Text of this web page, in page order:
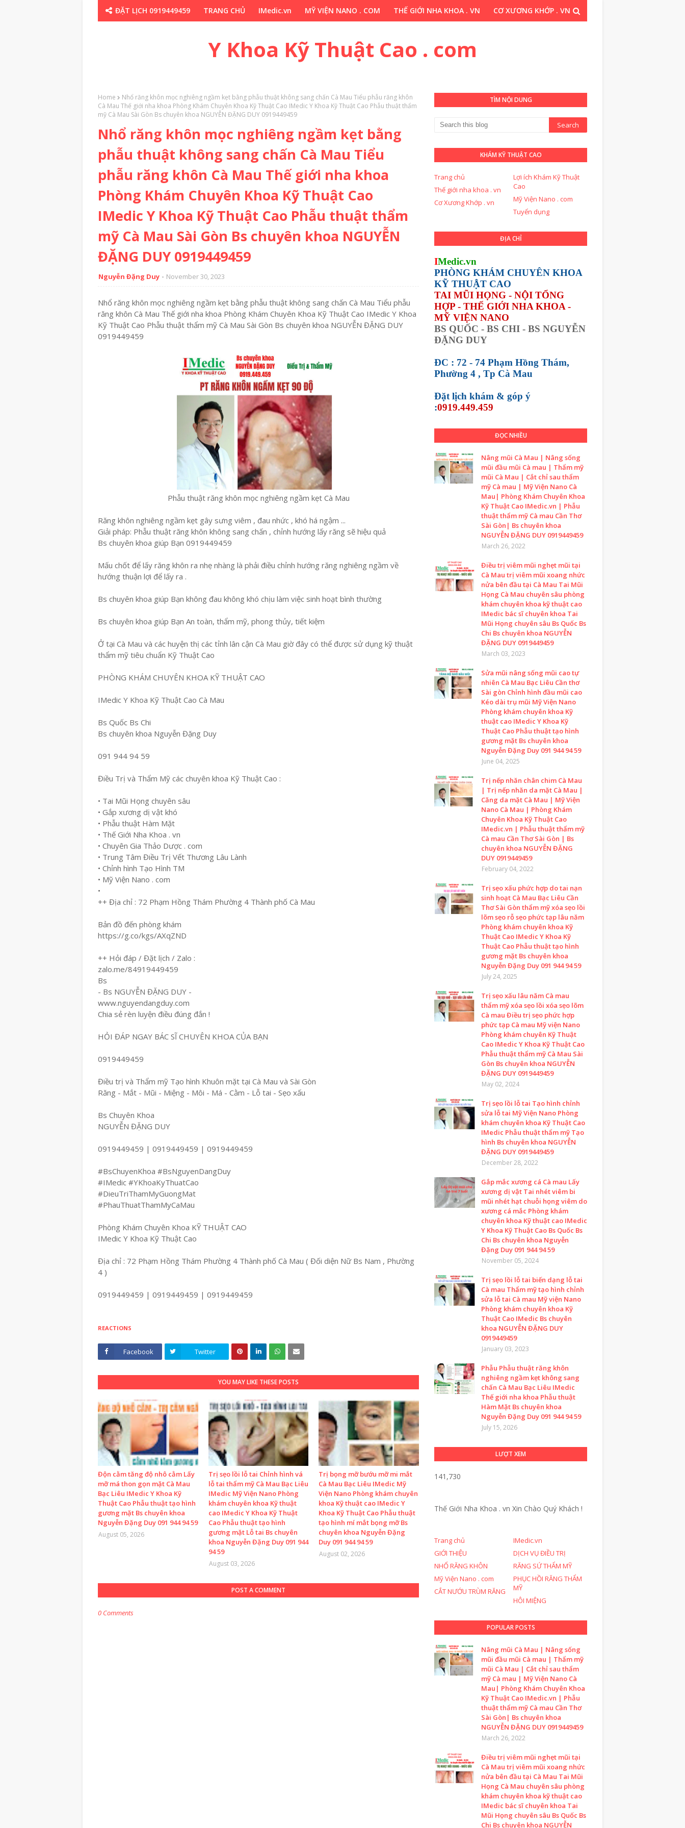
ĐẶT LỊCH 0919449459 TRANG CHỦ IMedic.vn MỸ VIỆN NANO . COM THẾ GIỚI NHA KHOA . VN CƠ XƯƠNG KHỚP . VN
Y Khoa Kỹ Thuật Cao . com
Home
Nhổ răng khôn mọc nghiêng ngầm kẹt bằng phẫu thuật không sang chấn Cà Mau Tiểu phẫu răng khôn
Cà Mau Thế giới nha khoa Phòng Khám Chuyên Khoa Kỹ Thuật Cao IMedic Y Khoa Kỹ Thuật Cao Phẫu thuật thẩm
mỹ Cà Mau Sài Gòn Bs chuyên khoa NGUYỄN ĐẶNG DUY 0919449459
Nhổ răng khôn mọc nghiêng ngầm kẹt bằng
phẫu thuật không sang chấn Cà Mau Tiểu
phẫu răng khôn Cà Mau Thế giới nha khoa
Phòng Khám Chuyên Khoa Kỹ Thuật Cao
IMedic Y Khoa Kỹ Thuật Cao Phẫu thuật thẩm
mỹ Cà Mau Sài Gòn Bs chuyên khoa NGUYỄN
ĐẶNG DUY 0919449459
Nguyễn Đặng Duy November 30, 2023
Nhổ răng khôn mọc nghiêng ngầm kẹt bằng phẫu thuật không sang chấn Cà Mau Tiểu phẫu
răng khôn Cà Mau Thế giới nha khoa Phòng Khám Chuyên Khoa Kỹ Thuật Cao IMedic Y Khoa
Kỹ Thuật Cao Phẫu thuật thẩm mỹ Cà Mau Sài Gòn Bs chuyên khoa NGUYỄN ĐẶNG DUY
0919449459
Phẫu thuật răng khôn mọc nghiêng ngầm kẹt Cà Mau
Răng khôn nghiêng ngầm kẹt gây sưng viêm , đau nhức , khó há ngậm ...
Giải pháp: Phẫu thuật răng khôn không sang chấn , chỉnh hướng lấy răng sẽ hiệu quả
Bs chuyên khoa giúp Bạn 0919449459
Mấu chốt để lấy răng khôn ra nhẹ nhàng là phải điều chỉnh hướng răng nghiêng ngầm về
hướng thuận lợi để lấy ra .
Bs chuyên khoa giúp Bạn không đau không khó chịu làm việc sinh hoạt bình thường
Bs chuyên khoa giúp Bạn An toàn, thẩm mỹ, phong thủy, tiết kiệm
Ở tại Cà Mau và các huyện thị các tỉnh lân cận Cà Mau giờ đây có thể được sử dụng kỹ thuật
thẩm mỹ tiêu chuẩn Kỹ Thuật Cao
PHÒNG KHÁM CHUYÊN KHOA KỸ THUẬT CAO
IMedic Y Khoa Kỹ Thuật Cao Cà Mau
Bs Quốc Bs Chi
Bs chuyên khoa Nguyễn Đặng Duy
091 944 94 59
Điều Trị và Thẩm Mỹ các chuyên khoa Kỹ Thuật Cao :
• Tai Mũi Họng chuyên sâu
• Gắp xương dị vật khó
• Phẫu thuật Hàm Mặt
• Thế Giới Nha Khoa . vn
• Chuyên Gia Thảo Dược . com
• Trung Tâm Điều Trị Vết Thương Lâu Lành
• Chỉnh hình Tạo Hình TM
• Mỹ Viện Nano . com
•
++ Địa chỉ : 72 Phạm Hồng Thám Phường 4 Thành phố Cà Mau
Bản đồ đến phòng khám
https://g.co/kgs/AXqZND
++ Hỏi đáp / Đặt lịch / Zalo :
zalo.me/84919449459
Bs
- Bs NGUYỄN ĐẶNG DUY -
www.nguyendangduy.com
Chia sẻ rèn luyện điều đúng đắn !
HỎI ĐÁP NGAY BÁC SĨ CHUYÊN KHOA CỦA BẠN
0919449459
Điều trị và Thẩm mỹ Tạo hình Khuôn mặt tại Cà Mau và Sài Gòn
Răng - Mắt - Mũi - Miệng - Môi - Má - Cằm - Lỗ tai - Sẹo xấu
Bs Chuyên Khoa
NGUYỄN ĐẶNG DUY
0919449459 | 0919449459 | 0919449459
#BsChuyenKhoa #BsNguyenDangDuy
#IMedic #YKhoaKyThuatCao
#DieuTriThamMyGuongMat
#PhauThuatThamMyCaMau
Phòng Khám Chuyên Khoa KỸ THUẬT CAO
IMedic Y Khoa Kỹ Thuật Cao
Địa chỉ : 72 Phạm Hồng Thám Phường 4 Thành phố Cà Mau ( Đối diện Nữ Bs Nam , Phường
4 )
0919449459 | 0919449459 | 0919449459
REACTIONS
Facebook Twitter
YOU MAY LIKE THESE POSTS
Độn cằm tăng độ nhô cằm Lấy
mỡ má thon gọn mặt Cà Mau
Bạc Liêu IMedic Y Khoa Kỹ
Thuật Cao Phẫu thuật tạo hình
gương mặt Bs chuyên khoa
Nguyễn Đặng Duy 091 944 94 59
August 05, 2026
Trị sẹo lồi lỗ tai Chỉnh hình vá
lỗ tai thẩm mỹ Cà Mau Bạc Liêu
IMedic Mỹ Viện Nano Phòng
khám chuyên khoa Kỹ thuật
cao IMedic Y Khoa Kỹ Thuật
Cao Phẫu thuật tạo hình
gương mặt Lỗ tai Bs chuyên
khoa Nguyễn Đặng Duy 091 944
94 59
August 03, 2026
Trị bọng mỡ bướu mỡ mi mắt
Cà Mau Bạc Liêu IMedic Mỹ
Viện Nano Phòng khám chuyên
khoa Kỹ thuật cao IMedic Y
Khoa Kỹ Thuật Cao Phẫu thuật
tạo hình mí mắt bọng mỡ Bs
chuyên khoa Nguyễn Đặng
Duy 091 944 94 59
August 02, 2026
POST A COMMENT
0 Comments
TÌM NỘI DUNG
KHÁM KỸ THUẬT CAO
Trang chủ
Lợi ích Khám Kỹ Thuật
Cao
Thế giới nha khoa . vn
Mỹ Viện Nano . com
Cơ Xương Khớp . vn
Tuyển dụng
ĐỊA CHỈ
IMedic.vn
PHÒNG KHÁM CHUYÊN KHOA
KỸ THUẬT CAO
TAI MŨI HỌNG - NỘI TỔNG
HỢP - THẾ GIỚI NHA KHOA -
MỸ VIỆN NANO
BS QUỐC - BS CHI - BS NGUYỄN
ĐẶNG DUY
ĐC : 72 - 74 Phạm Hồng Thám,
Phường 4 , Tp Cà Mau
Đặt lịch khám & góp ý
:0919.449.459
ĐỌC NHIỀU
Nâng mũi Cà Mau | Nâng sống
mũi đầu mũi Cà mau | Thẩm mỹ
mũi Cà Mau | Cắt chỉ sau thẩm
mỹ Cà mau | Mỹ Viện Nano Cà
Mau| Phòng Khám Chuyên Khoa
Kỹ Thuật Cao IMedic.vn | Phẫu
thuật thẩm mỹ Cà mau Cần Thơ
Sài Gòn| Bs chuyên khoa
NGUYỄN ĐẶNG DUY 0919449459
March 26, 2022
Điều trị viêm mũi nghẹt mũi tại
Cà Mau trị viêm mũi xoang nhức
nửa bên đầu tại Cà Mau Tai Mũi
Họng Cà Mau chuyên sâu phòng
khám chuyên khoa kỹ thuật cao
IMedic bác sĩ chuyên khoa Tai
Mũi Họng chuyên sâu Bs Quốc Bs
Chi Bs chuyên khoa NGUYỄN
ĐẶNG DUY 0919449459
March 03, 2023
Sửa mũi nâng sống mũi cao tự
nhiên Cà Mau Bạc Liêu Cần thơ
Sài gòn Chỉnh hình đầu mũi cao
Kéo dài trụ mũi Mỹ Viện Nano
Phòng khám chuyên khoa Kỹ
thuật cao IMedic Y Khoa Kỹ
Thuật Cao Phẫu thuật tạo hình
gương mặt Bs chuyên khoa
Nguyễn Đặng Duy 091 944 94 59
June 04, 2025
Trị nếp nhăn chân chim Cà Mau
| Trị nếp nhăn da mặt Cà Mau |
Căng da mặt Cà Mau | Mỹ Viện
Nano Cà Mau | Phòng Khám
Chuyên Khoa Kỹ Thuật Cao
IMedic.vn | Phẫu thuật thẩm mỹ
Cà mau Cần Thơ Sài Gòn | Bs
chuyên khoa NGUYỄN ĐẶNG
DUY 0919449459
February 04, 2022
Trị sẹo xấu phức hợp do tai nạn
sinh hoạt Cà Mau Bạc Liêu Cần
Thơ Sài Gòn thẩm mỹ xóa sẹo lồi
lõm sẹo rỗ sẹo phức tạp lâu năm
Phòng khám chuyên khoa Kỹ
Thuật Cao IMedic Y Khoa Kỹ
Thuật Cao Phẫu thuật tạo hình
gương mặt Bs chuyên khoa
Nguyễn Đặng Duy 091 944 94 59
July 24, 2025
Trị sẹo xấu lâu năm Cà mau
thẩm mỹ xóa sẹo lồi xóa sẹo lõm
Cà mau Điều trị sẹo phức hợp
phức tạp Cà mau Mỹ viện Nano
Phòng khám chuyên Kỹ Thuật
Cao IMedic Y Khoa Kỹ Thuật Cao
Phẫu thuật thẩm mỹ Cà Mau Sài
Gòn Bs chuyên khoa NGUYỄN
ĐẶNG DUY 0919449459
May 02, 2024
Trị sẹo lồi lỗ tai Tạo hình chỉnh
sửa lỗ tai Mỹ Viện Nano Phòng
khám chuyên khoa Kỹ Thuật Cao
IMedic Phẫu thuật thẩm mỹ Tạo
hình Bs chuyên khoa NGUYỄN
ĐẶNG DUY 0919449459
December 28, 2022
Gắp mắc xương cá Cà mau Lấy
xương dị vật Tai nhét viêm bi
mũi nhét hạt chuỗi họng viêm do
xương cá mắc Phòng khám
chuyên khoa Kỹ thuật cao IMedic
Y Khoa Kỹ Thuật Cao Bs Quốc Bs
Chi Bs chuyên khoa Nguyễn
Đặng Duy 091 944 94 59
November 05, 2024
Trị sẹo lồi lỗ tai biến dạng lỗ tai
Cà mau Thẩm mỹ tạo hình chỉnh
sửa lỗ tai Cà mau Mỹ viện Nano
Phòng khám chuyên khoa Kỹ
Thuật Cao IMedic Bs chuyên
khoa NGUYỄN ĐẶNG DUY
0919449459
January 03, 2023
Phẫu Phẫu thuật răng khôn
nghiêng ngầm kẹt không sang
chấn Cà Mau Bạc Liêu IMedic
Thế giới nha khoa Phẫu thuật
Hàm Mặt Bs chuyên khoa
Nguyễn Đặng Duy 091 944 94 59
July 15, 2026
LƯỢT XEM
141,730
Thế Giới Nha Khoa . vn Xin Chào Quý Khách !
Trang chủ
IMedic.vn
GIỚI THIỆU
DỊCH VỤ ĐIỀU TRỊ
NHỔ RĂNG KHÔN
RĂNG SỨ THẨM MỸ
Mỹ Viện Nano . com
PHỤC HỒI RĂNG THẨM
MỸ
CẮT NƯỚU TRÙM RĂNG
HÔI MIỆNG
POPULAR POSTS
Nâng mũi Cà Mau | Nâng sống
mũi đầu mũi Cà mau | Thẩm mỹ
mũi Cà Mau | Cắt chỉ sau thẩm
mỹ Cà mau | Mỹ Viện Nano Cà
Mau| Phòng Khám Chuyên Khoa
Kỹ Thuật Cao IMedic.vn | Phẫu
thuật thẩm mỹ Cà mau Cần Thơ
Sài Gòn| Bs chuyên khoa
NGUYỄN ĐẶNG DUY 0919449459
March 26, 2022
Điều trị viêm mũi nghẹt mũi tại
Cà Mau trị viêm mũi xoang nhức
nửa bên đầu tại Cà Mau Tai Mũi
Họng Cà Mau chuyên sâu phòng
khám chuyên khoa kỹ thuật cao
IMedic bác sĩ chuyên khoa Tai
Mũi Họng chuyên sâu Bs Quốc Bs
Chi Bs chuyên khoa NGUYỄN